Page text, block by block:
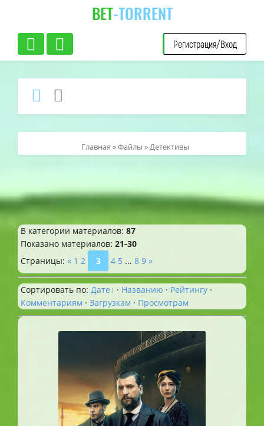
BET-TORRENT
Регистрация/Вход
Главная »Файлы » Детективы
В категории материалов: 87
Показано материалов: 21-30
Страницы: « 1 2 3 4 5 ... 8 9 »
Сортировать по: Дате · Названию · Рейтингу ·
Комментариям · Загрузкам · Просмотрам